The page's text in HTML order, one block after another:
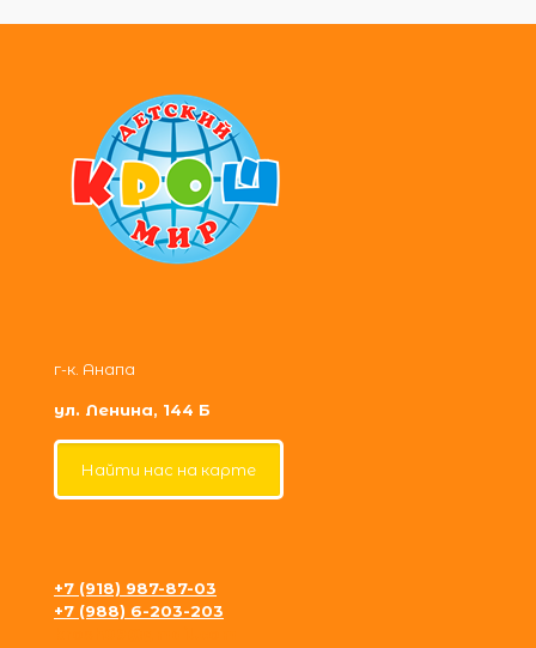
г-к. Анапа
ул. Ленина, 144 Б
Найти нас на карте
+7 (918) 987-87-03
+7 (988) 6-203-203